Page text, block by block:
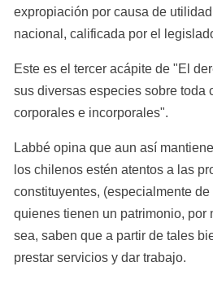
expropiación por causa de
nacional, calificada por el
Este es el tercer acápite de "El
sus diversas especies sobre toda
corporales e incorporales".
Labbé opina que aun así
los chilenos estén atentos a las
constituyentes, (especialmente
quienes tienen un patrimonio, por
sea, saben que a partir de tales
prestar servicios y dar trabajo.